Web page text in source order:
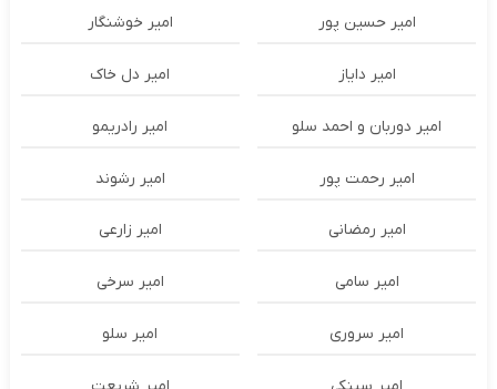
امیر حسین پور امیر خوشنگار
امیر دایاز امیر دل خاک
امیر دوربان و احمد سلو امیر رادریمو
امیر رحمت پور امیر رشوند
امیر رمضانی امیر زارعی
امیر سامی امیر سرخی
امیر سروری امیر سلو